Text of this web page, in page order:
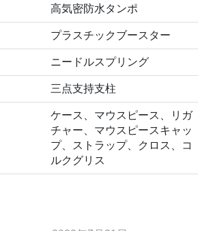
高気密防水タンポ
プラスチックブースター
ニードルスプリング
三点支持支柱
ケース、マウスピース、リガ
チャー、マウスピースキャッ
プ、ストラップ、クロス、コ
ルクグリス